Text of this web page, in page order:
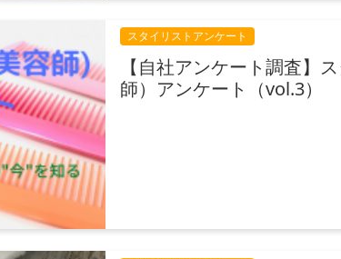
【自社アンケート調査】
師）アンケート（vol.3）
スタイリストアンケート